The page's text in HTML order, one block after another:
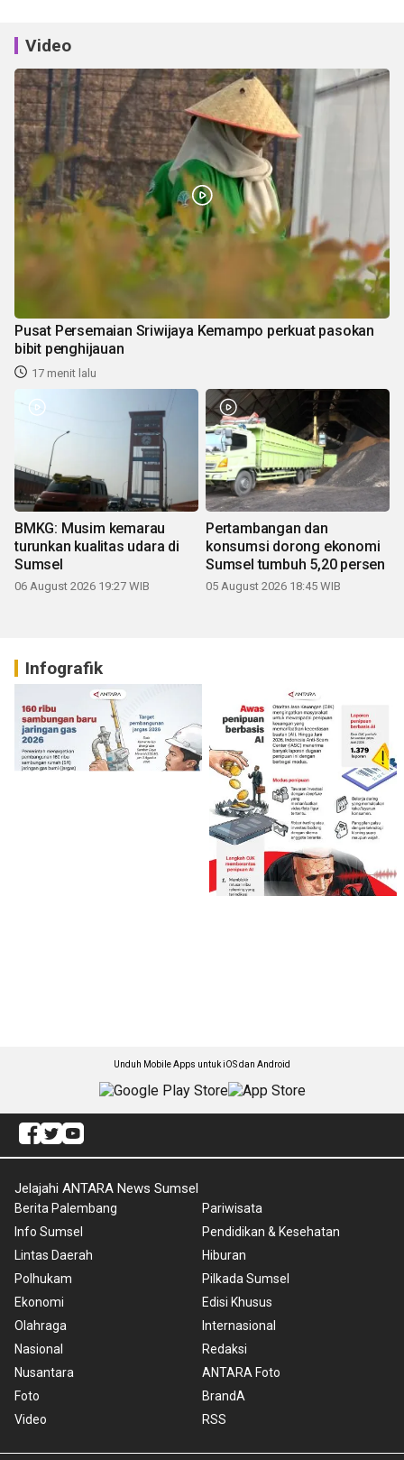
Video
Pusat Persemaian Sriwijaya Kemampo perkuat pasokan
bibit penghijauan
17 menit lalu
BMKG: Musim kemarau
turunkan kualitas udara di
Sumsel
06 August 2026 19:27 WIB
Pertambangan dan
konsumsi dorong ekonomi
Sumsel tumbuh 5,20 persen
05 August 2026 18:45 WIB
Infografik
Unduh Mobile Apps untuk iOS dan Android
Jelajahi ANTARA News Sumsel
Berita Palembang
Info Sumsel
Lintas Daerah
Polhukam
Ekonomi
Olahraga
Nasional
Nusantara
Foto
Video
Pariwisata
Pendidikan & Kesehatan
Hiburan
Pilkada Sumsel
Edisi Khusus
Internasional
Redaksi
ANTARA Foto
BrandA
RSS